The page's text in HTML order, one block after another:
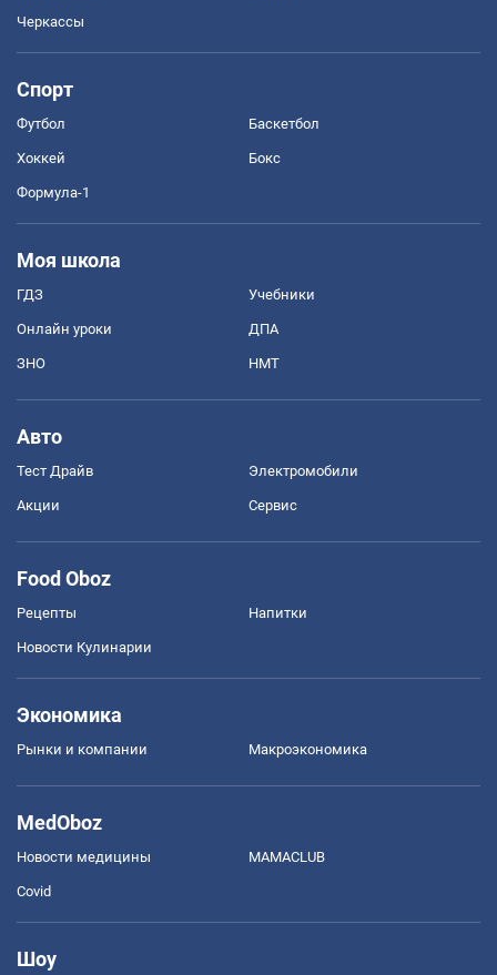
Черкассы
Спорт
Футбол Баскетбол
Хоккей Бокс
Формула-1
Моя школа
ГДЗ Учебники
Онлайн уроки ДПА
ЗНО НМТ
Авто
Тест Драйв Электромобили
Акции Сервис
Food Oboz
Рецепты Напитки
Новости Кулинарии
Экономика
Рынки и компании Mакроэкономика
MedOboz
Новости медицины MAMACLUB
Covid
Шоу